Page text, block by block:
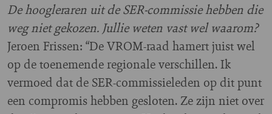
De hoogleraren uit de SER-commissie hebben die
weg niet gekozen. Jullie weten vast wel waarom?
Jeroen Frissen: “De VROM-raad hamert juist wel
op de toenemende regionale verschillen. Ik
vermoed dat de SER-commissieleden op dit punt
een compromis hebben gesloten. Ze zijn niet over